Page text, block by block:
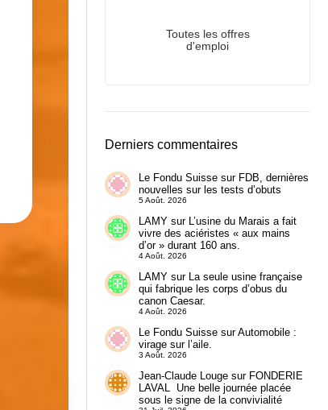
Toutes les offres
d'emploi
Derniers commentaires
Le Fondu Suissesur FDB, dernières
nouvelles sur les tests d’obuts
5 Août. 2026
LAMYsur L’usine du Marais a fait
vivre des aciéristes « aux mains
d’or » durant 160 ans.
4 Août. 2026
LAMYsur La seule usine française
qui fabrique les corps d’obus du
canon Caesar.
4 Août. 2026
Le Fondu SuissesurAutomobile :
virage sur l’aile.
3 Août. 2026
Jean-Claude Lougesur FONDERIE
LAVAL Une belle journée placée
sous le signe de la convivialité